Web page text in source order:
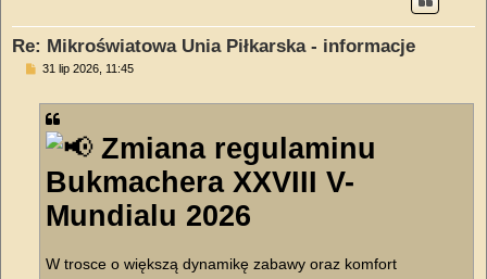
Re: Mikroświatowa Unia Piłkarska - informacje
P31 lip 2026, 11:45
Zmiana regulaminu
Bukmachera XXVIII V-
Mundialu 2026
W trosce o większą dynamikę zabawy oraz komfort